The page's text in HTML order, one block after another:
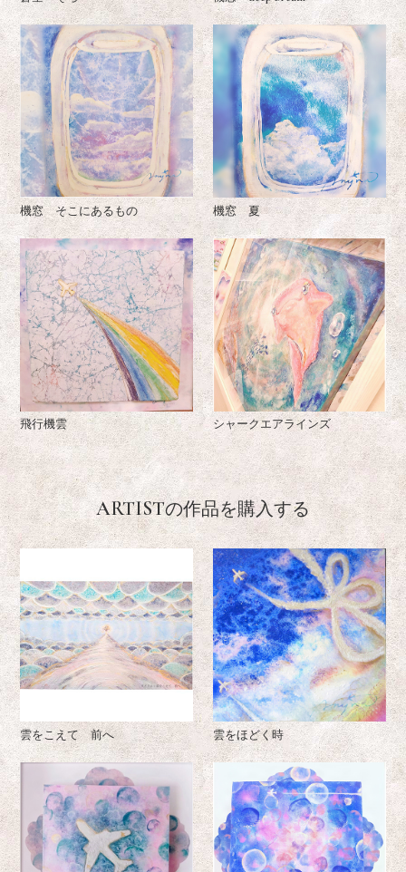
機窓 そこにあるもの 機窓 夏
飛行機雲 シャークエアラインズ
ARTISTの作品を購入する
雲をこえて 前へ 雲をほどく時